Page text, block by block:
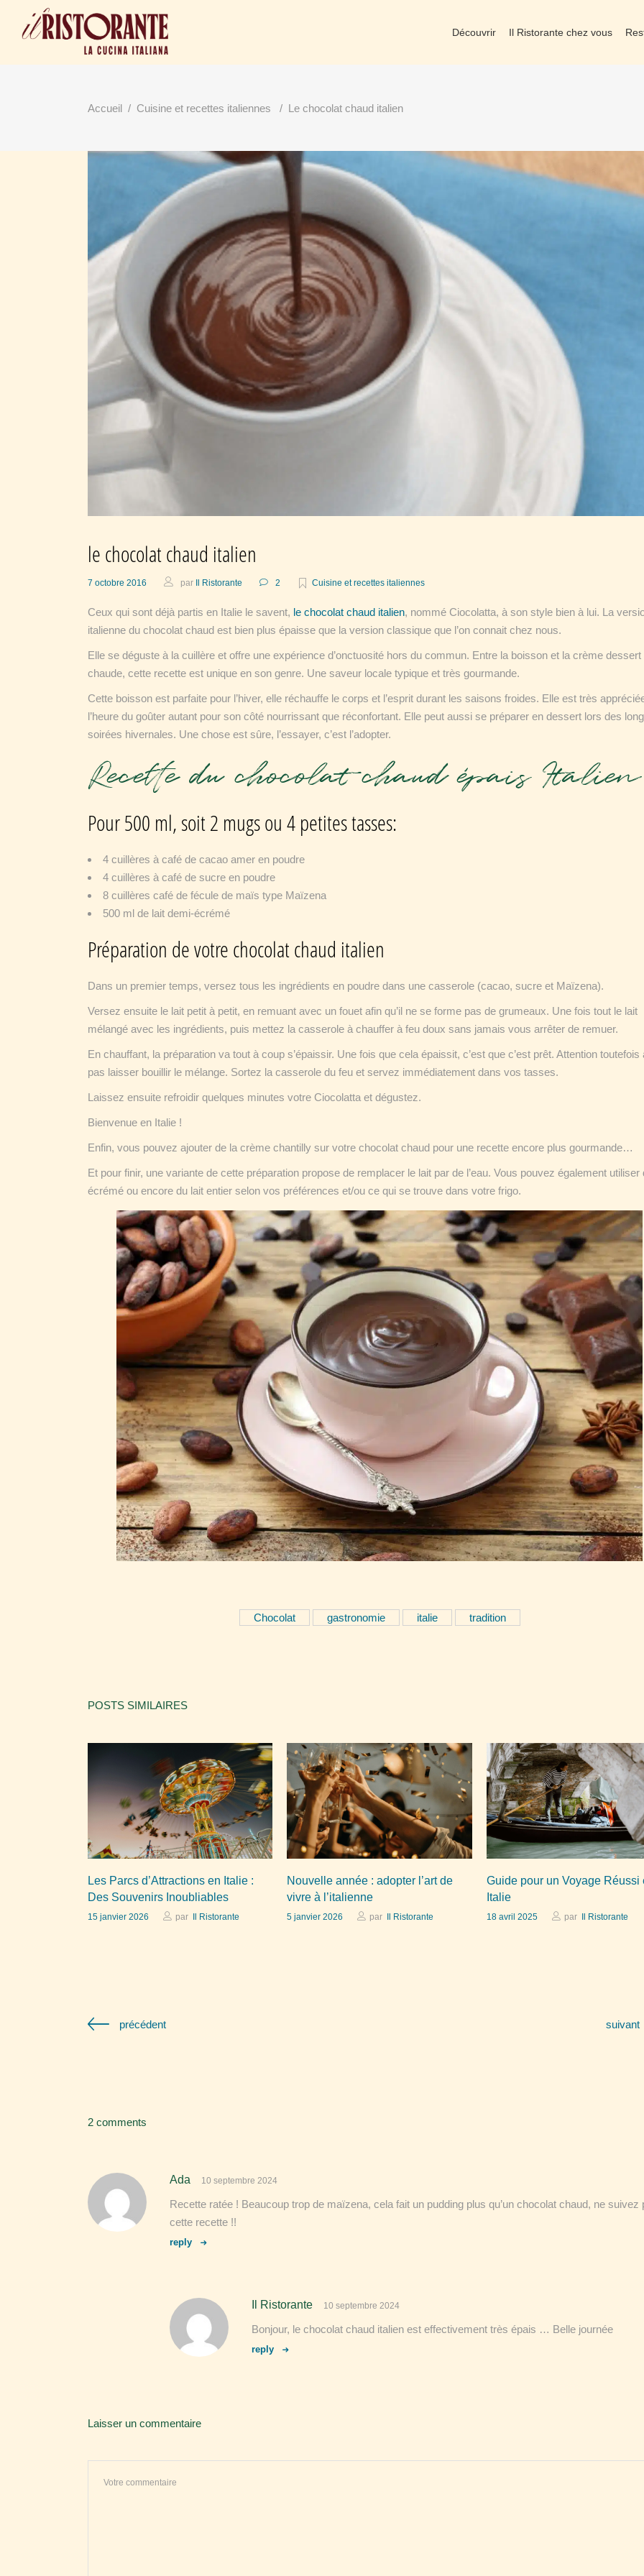
Découvrir Il Ristorante chez vous
Accueil / Cuisine et recettes italiennes / Le chocolat chaud italien
le chocolat chaud italien
7 octobre 2016 par Il Ristorante 2 Cuisine et recettes italiennes
Ceux qui sont déjà partis en Italie le savent, le chocolat chaud italien, nommé Ciocolatta, à son style bien à lui. La
italienne du chocolat chaud est bien plus épaisse que la version classique que l’on connait chez nous.
Elle se déguste à la cuillère et offre une expérience d’onctuosité hors du commun. Entre la boisson et la crème dessert
chaude, cette recette est unique en son genre. Une saveur locale typique et très gourmande.
Cette boisson est parfaite pour l’hiver, elle réchauffe le corps et l’esprit durant les saisons froides. Elle est très
l’heure du goûter autant pour son côté nourrissant que réconfortant. Elle peut aussi se préparer en dessert lors des
soirées hivernales. Une chose est sûre, l’essayer, c’est l’adopter.
Recette du chocolat chaud épais
Pour 500 ml, soit 2 mugs ou 4 petites tasses:
4 cuillères à café de cacao amer en poudre
4 cuillères à café de sucre en poudre
8 cuillères café de fécule de maïs type Maïzena
500 ml de lait demi-écrémé
Préparation de votre chocolat chaud italien
Dans un premier temps, versez tous les ingrédients en poudre dans une casserole (cacao, sucre et Maïzena).
Versez ensuite le lait petit à petit, en remuant avec un fouet afin qu’il ne se forme pas de grumeaux. Une fois tout le lait
mélangé avec les ingrédients, puis mettez la casserole à chauffer à feu doux sans jamais vous arrêter de remuer.
En chauffant, la préparation va tout à coup s’épaissir. Une fois que cela épaissit, c’est que c’est prêt. Attention toutefois
pas laisser bouillir le mélange. Sortez la casserole du feu et servez immédiatement dans vos tasses.
Laissez ensuite refroidir quelques minutes votre Ciocolatta et dégustez.
Bienvenue en Italie !
Enfin, vous pouvez ajouter de la crème chantilly sur votre chocolat chaud pour une recette encore plus gourmande…
Et pour finir, une variante de cette préparation propose de remplacer le lait par de l’eau. Vous pouvez également utiliser
écrémé ou encore du lait entier selon vos préférences et/ou ce qui se trouve dans votre frigo.
Chocolat gastronomie italie tradition
POSTS SIMILAIRES
Les Parcs d’Attractions en Italie :
Des Souvenirs Inoubliables
15 janvier 2026 par Il Ristorante
Nouvelle année : adopter l’art de
vivre à l’italienne
5 janvier 2026 par Il Ristorante
Guide pour un Voyage Réussi
Italie
18 avril 2025 par Il Ristorante
précédent suivant
2 comments
Ada 10 septembre 2024
Recette ratée ! Beaucoup trop de maïzena, cela fait un pudding plus qu’un chocolat chaud, ne suivez
cette recette !!
reply
Il Ristorante 10 septembre 2024
Bonjour, le chocolat chaud italien est effectivement très épais … Belle journée
reply
Laisser un commentaire